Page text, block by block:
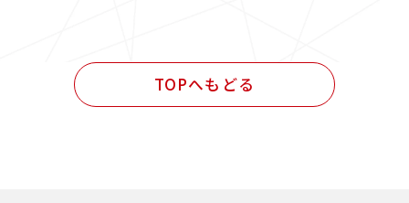
民間発注 設計・施工管理業務
TOPへもどる